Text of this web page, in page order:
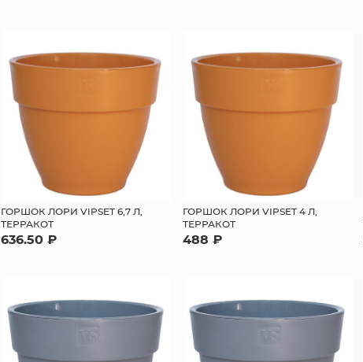
ГОРШОК ЛОРИ VIPSET 6,7 Л,
ТЕРРАКОТ
636.50 ₽
ГОРШОК ЛОРИ VIPSET 4 Л,
ТЕРРАКОТ
488 ₽